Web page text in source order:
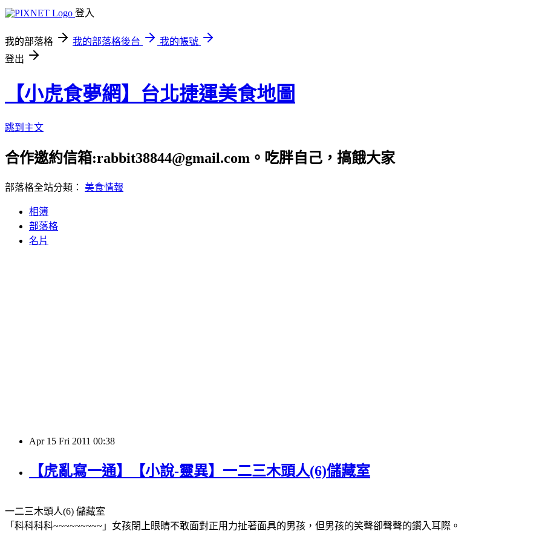
登入
我的部落格 我的部落格後台
我的帳號
登出
【小虎食夢網】台北捷運美食地圖
跳到主文
合作邀約信箱:rabbit38844@gmail.com。吃胖自己，搞餓大家
部落格全站分類： 美食情報
相簿
部落格
名片
Apr 15 Fri 2011 00:38
【虎亂寫一通】【小說-靈異】一二三木頭人(6)儲藏室
一二三木頭人(6) 儲藏室
「科科科科~~~~~~~~~」女孩閉上眼睛不敢面對正用力扯著面具的男孩，但男孩的笑聲卻聲聲的鑽入耳際。